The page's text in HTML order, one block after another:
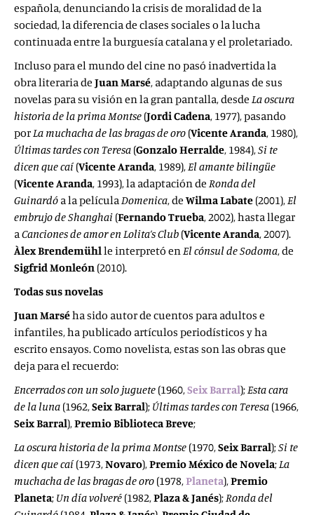
española, denunciando la crisis de moralidad de la
sociedad, la diferencia de clases sociales o la lucha
continuada entre la burguesía catalana y el proletariado.
Incluso para el mundo del cine no pasó inadvertida la
obra literaria de Juan Marsé, adaptando algunas de sus
novelas para su visión en la gran pantalla, desde La oscura
historia de la prima Montse (Jordi Cadena, 1977), pasando
porLa muchacha de las bragas de oro (Vicente Aranda, 1980),
Últimas tardes con Teresa (Gonzalo Herralde, 1984),Si te
dicen que caí(Vicente Aranda, 1989),El amante bilingüe
(Vicente Aranda, 1993), la adaptación de Ronda del
Guinardó a la películaDomenica, deWilmaLabate (2001),El
embrujo de Shanghai (FernandoTrueba, 2002), hasta llegar
aCanciones de amor en Lolita’s Club (Vicente Aranda, 2007).
Àlex Brendemühlle interpretó enEl cónsul de Sodoma, de
Sigfrid Monleón (2010).
Todas sus novelas
Juan Marséha sido autor de cuentos para adultos e
infantiles, ha publicado artículos periodísticos y ha
escrito ensayos. Como novelista, estas son las obras que
deja para el recuerdo:
Encerrados con un solo juguete (1960,Seix Barral);Esta cara
de la luna (1962,Seix Barral); Últimas tardes con Teresa (1966,
SeixBarral),Premio Biblioteca Breve;
La oscura historia de la prima Montse (1970,Seix Barral);Si te
dicen quecaí(1973,Novaro),Premio Méxicode Novela;La
muchacha de las bragas de oro (1978,Planeta),Premio
Planeta; Un día volveré (1982,Plaza & Janés);Ronda del